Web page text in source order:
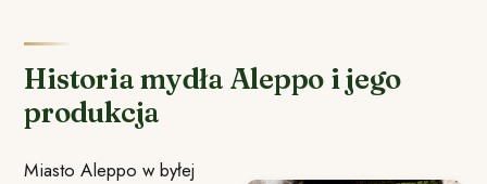
Historia mydła Aleppo i jego
produkcja
Miasto Aleppo w byłej